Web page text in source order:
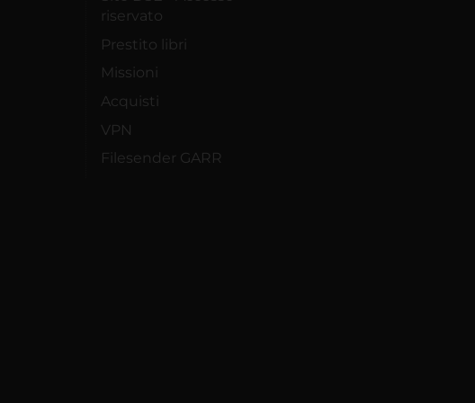
riservato
Prestito libri
Missioni
Acquisti
VPN
Filesender GARR